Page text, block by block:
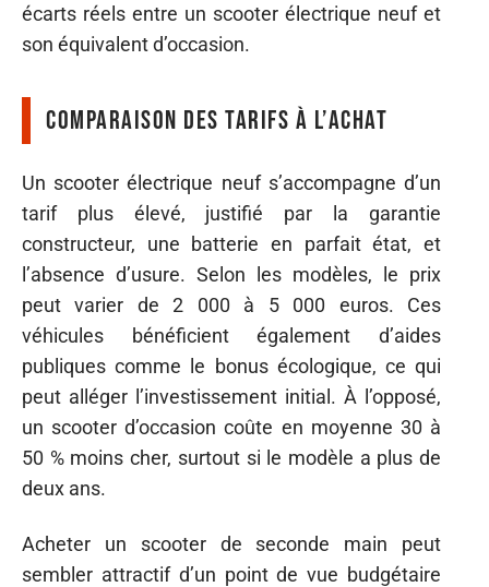
écarts réels entre un scooter électrique neuf et
son équivalent d’occasion.
Comparaison des tarifs à l’achat
Un scooter électrique neuf s’accompagne d’un
tarif plus élevé, justifié par la garantie
constructeur, une batterie en parfait état, et
l’absence d’usure. Selon les modèles, le prix
peut varier de 2 000 à 5 000 euros. Ces
véhicules bénéficient également d’aides
publiques comme le bonus écologique, ce qui
peut alléger l’investissement initial. À l’opposé,
un scooter d’occasion coûte en moyenne 30 à
50 % moins cher, surtout si le modèle a plus de
deux ans.
Acheter un scooter de seconde main peut
sembler attractif d’un point de vue budgétaire